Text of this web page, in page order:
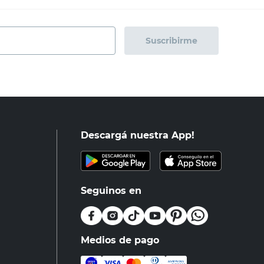
Suscribirme
Descargá nuestra App!
Seguinos en
Medios de pago